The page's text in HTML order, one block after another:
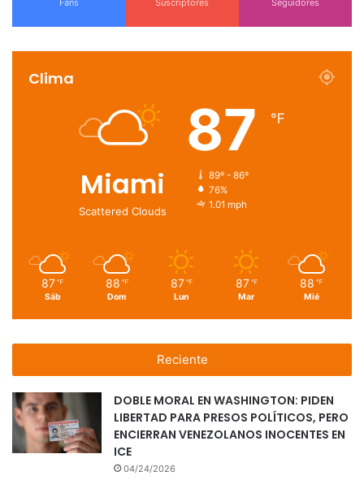
Clima
Miami
Scattered Clouds
87 ℉
89º - 86º
76%
1.01 mph
87 ℉
Sáb
88 ℉
Dom
87 ℉
Lun
87 ℉
Mar
88 ℉
Mié
Reciente
DOBLE MORAL EN WASHINGTON: PIDEN
LIBERTAD PARA PRESOS POLÍTICOS, PERO
ENCIERRAN VENEZOLANOS INOCENTES EN
ICE
04/24/2026